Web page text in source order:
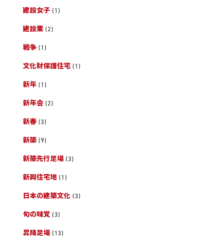
建設女子 (1)
建設業 (2)
戦争 (1)
文化財保護住宅 (1)
新年 (1)
新年会 (2)
新春 (3)
新築 (9)
新築先行足場 (3)
新興住宅地 (1)
日本の建築文化 (3)
旬の味覚 (3)
昇降足場 (13)